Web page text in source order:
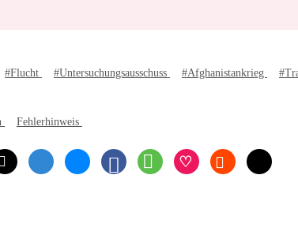
#Flucht #Untersuchungsausschuss #Afghanistankrieg
Fehlerhinweis